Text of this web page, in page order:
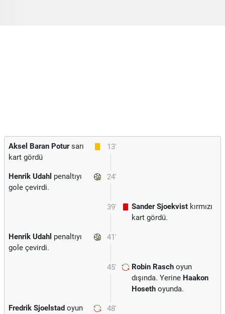
13'
Aksel Baran Potursarı
kart gördü
24'
Henrik Udahl penaltıyı
gole çevirdi.
39' Sander Sjoekvist kırmızı
kart gördü.
41'
Henrik Udahl penaltıyı
gole çevirdi.
45' Robin Rasch oyun
dışında. Yerine Haakon
Hoseth oyunda.
48'
Fredrik Sjoelstad oyun